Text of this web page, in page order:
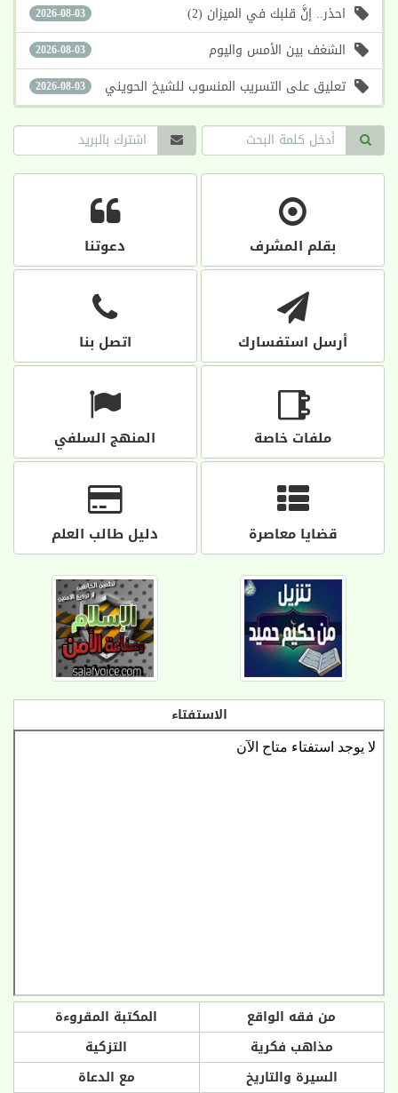
2026-08-03 احذر.. إنَّ قلبك في الميزان (2)
2026-08-03 الشغف بين الأمس واليوم
2026-08-03 تعليق على التسريب المنسوب للشيخ الحويني
بقلم المشرف دعوتنا
أرسل استفسارك اتصل بنا
ملفات خاصة المنهج السلفي
قضايا معاصرة دليل طالب العلم
الاستفتاء
من فقه الواقع
المكتبة المقروءة
مذاهب فكرية
التزكية
السيرة والتاريخ
مع الدعاة